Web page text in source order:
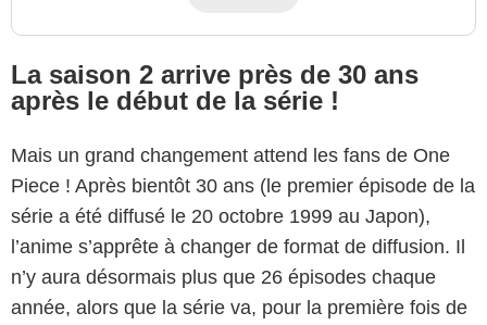
La saison 2 arrive près de 30 ans
après le début de la série !
Mais un grand changement attend les fans de One
Piece ! Après bientôt 30 ans (le premier épisode de la
série a été diffusé le 20 octobre 1999 au Japon),
l’anime s’apprête à changer de format de diffusion. Il
n’y aura désormais plus que 26 épisodes chaque
année, alors que la série va, pour la première fois de